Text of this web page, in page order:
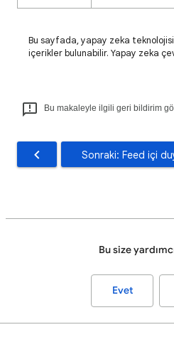
Bu sayfada, yapay zeka
içerikler bulunabilir. Yapay zeka
Bu makaleyle ilgili geri bildirim
Sonraki: Feed içi
Bu size
Evet